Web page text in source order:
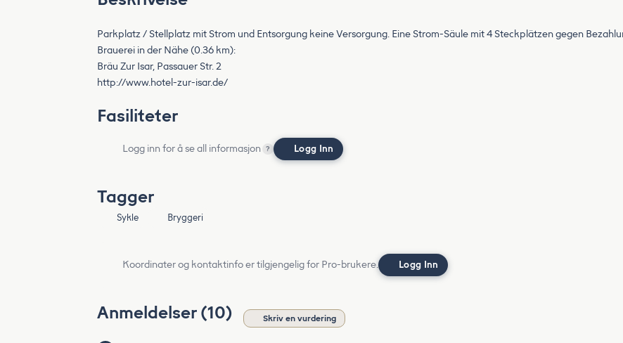
Parkplatz / Stellplatz mit Strom und Entsorgung keine Versorgung. Eine Strom-Säule mit 4 Steckplätzen gegen
Brauerei in der Nähe (0.36 km):
Bräu Zur Isar, Passauer Str. 2
http://www.hotel-zur-isar.de/
Fasiliteter
Logg inn for å se all informasjon ? Logg Inn
Tagger
Sykle Bryggeri
Koordinater og kontaktinfo er tilgjengelig for Pro-brukere. Logg Inn
Anmeldelser (10) Skriv en vurdering